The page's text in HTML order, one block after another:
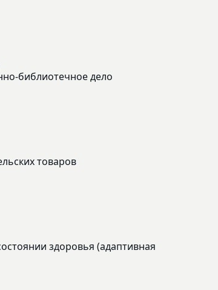
библиотечное дело
товаров
здоровья (адаптивная